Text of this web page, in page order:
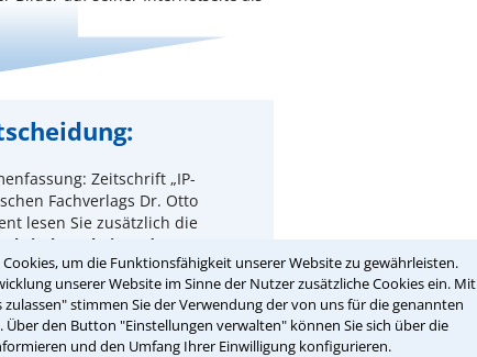
um die Funktionsfähigkeit unserer Website zu gewährleisten.
unserer Website im Sinne der Nutzer zusätzliche Cookies ein. Mit
stimmen Sie der Verwendung der von uns für die genannten
Über den Button "Einstellungen verwalten" können Sie sich über die
und den Umfang Ihrer Einwilligung konfigurieren.
Zeitschrift „IP-
Fachverlags Dr. Otto
lesen Sie zusätzlich die
Arbeit und
des Autors.
mit Konsequenzen für